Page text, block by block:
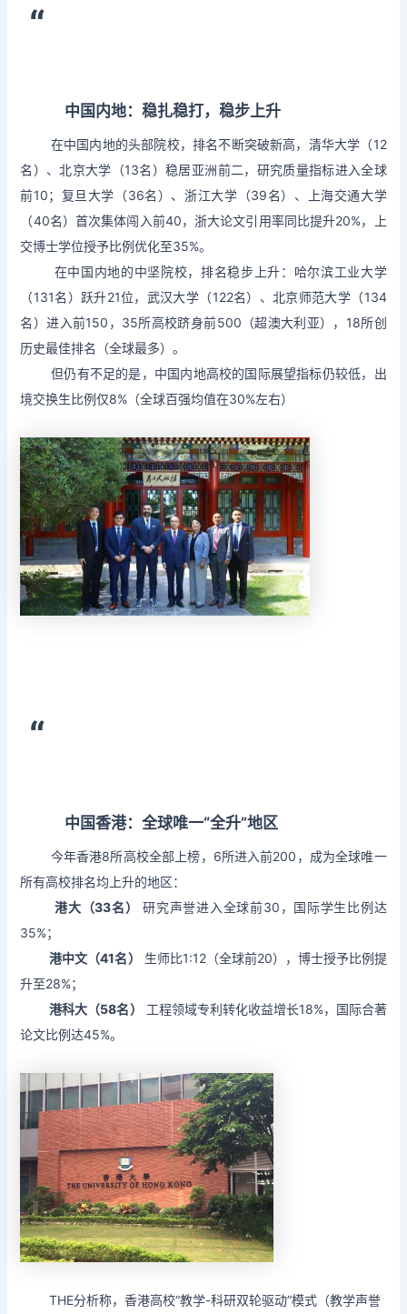
“
中国内地：稳扎稳打，稳步上升
在中国内地的头部院校，排名不断突破新高，清华大学（12
名）、北京大学（13名）稳居亚洲前二，研究质量指标进入全球
前10；复旦大学（36名）、浙江大学（39名）、上海交通大学
（40名）首次集体闯入前40，浙大论文引用率同比提升20%，上
交博士学位授予比例优化至35%。
在中国内地的中坚院校，排名稳步上升：哈尔滨工业大学
（131名）跃升21位，武汉大学（122名）、北京师范大学（134
名）进入前150，35所高校跻身前500（超澳大利亚），18所创
历史最佳排名（全球最多）。
但仍有不足的是，中国内地高校的国际展望指标仍较低，出
境交换生比例仅8%（全球百强均值在30%左右）
“
中国香港：全球唯一“全升”地区
今年香港8所高校全部上榜，6所进入前200，成为全球唯一
所有高校排名均上升的地区：
港大（33名）
研究声誉进入全球前30，国际学生比例达
35%；
港中文（41名）
生师比1:12（全球前20），博士授予比例提
升至28%；
港科大（58名）
工程领域专利转化收益增长18%，国际合著
论文比例达45%。
THE分析称，香港高校“教学-科研双轮驱动”模式（教学声誉